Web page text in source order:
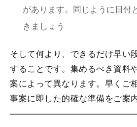
があります。同じように日付
きましょう
そして何より、できるだけ早い
することです。集めるべき資料
案によって異なります。早くご
事案に即した的確な準備をご案